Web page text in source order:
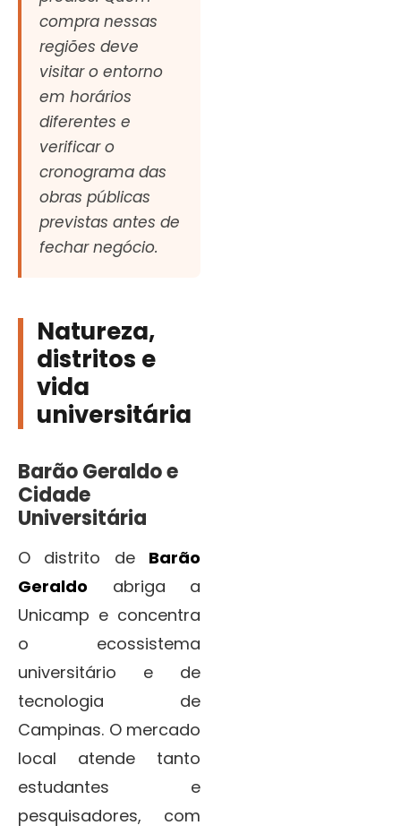
compra nessas
regiões deve
visitar o entorno
em horários
diferentes e
verificar o
cronograma das
obras públicas
previstas antes de
fechar negócio.
Natureza,
distritos e
vida
universitária
Barão Geraldo e
Cidade
Universitária
O distrito de Barão
Geraldo abriga a
Unicamp e concentra
o ecossistema
universitário e de
tecnologia de
Campinas. O mercado
local atende tanto
estudantes e
pesquisadores, com